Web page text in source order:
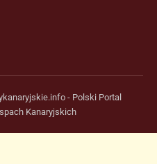
- Polski Portal
Kanaryjskich